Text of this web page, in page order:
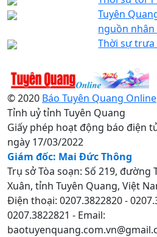
Tuyên
nguồn
Thời sự trưa
© 2020 Báo Tuyên Quang Online
Tỉnh uỷ tỉnh Tuyên Quang
Giấy phép hoạt động báo điện
ngày 17/03/2022
Giám đốc: Mai Đức Thông
Trụ sở Tòa soạn: Số 219,
Xuân, tỉnh Tuyên Quang, Việt
Điện thoại: 0207.3822820 -
0207.3822821 - Email: